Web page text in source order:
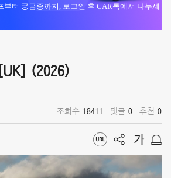
부터 궁금증까지, 로그인 후 CAR톡에서 나누세
(2026)
조회수 18411 댓글 0 추천 0